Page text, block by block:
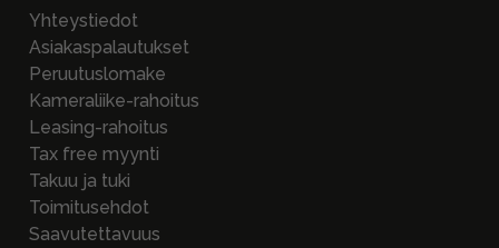
Yhteystiedot
Asiakaspalautukset
Peruutuslomake
Kameraliike-rahoitus
Leasing-rahoitus
Tax free myynti
Takuu ja tuki
Toimitusehdot
Saavutettavuus